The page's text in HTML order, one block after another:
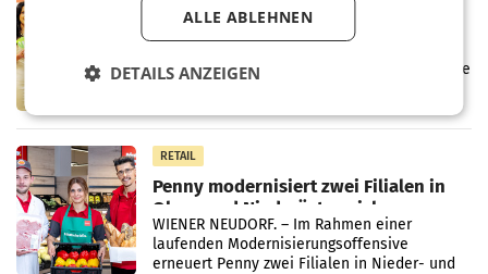
Eine Bühne für Zirkularität: ARA und
Müller informieren am POS über
Kreislauffähigkeit
Über den gesamten August hinweg rücken die
„Kreislauf-Helden“ in allen österreichischen
Müller-Filialen
RETAIL
Penny modernisiert zwei Filialen in
Ober- und Niederösterreich
WIENER NEUDORF. – Im Rahmen einer
laufenden Modernisierungsoffensive
erneuert Penny zwei Filialen in Nieder- und
ALLE ABLEHNEN
DETAILS ANZEIGEN